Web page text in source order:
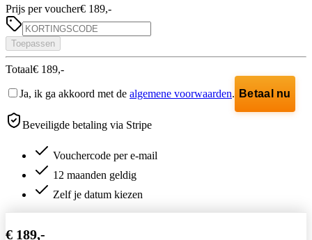
Prijs per voucher€ 189,-
Toepassen
Totaal€ 189,-
Ja, ik ga akkoord met de algemene voorwaarden. Betaal nu
Beveiligde betaling via Stripe
Vouchercode per e-mail
12 maanden geldig
Zelf je datum kiezen
€ 189,-